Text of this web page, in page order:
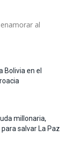
al
Bolivia en el
millonaria,
salvar La Paz